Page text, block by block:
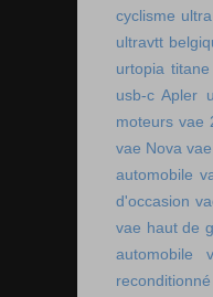
cyclisme
ultravtt
urtopia titane
usb-c Apler
moteurs vae
vae Nova
automobile
d'occasion
vae haut de
automobile
reconditionné